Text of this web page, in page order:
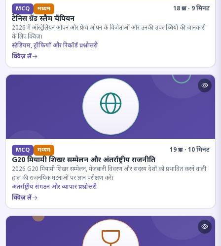
MCQ मध्यम 18 प्रश्न · 9 मिनट
टेनिस ग्रैंड स्लैम चैंपियन
2026 में ऑस्ट्रेलियन ओपन और फ्रेंच ओपन के विजेताओं और उनकी उपलब्धियों की जानकारी
के लिए क्विज़।
स्टेडियम, ट्रॉफियाँ और रिकॉर्ड प्रश्नोत्तरी
क्विज़ लें
MCQ मध्यम 19 प्रश्न · 10 मिनट
G20 मियामी शिखर सम्मेलन और अंतर्राष्ट्रीय राजनीति
2026 G20 मियामी शिखर सम्मेलन, मेजबानी विवरण और सदस्य देशों को प्रभावित करने वाली
हाल की राजनयिक घटनाओं पर ज्ञान परीक्षण करें।
अंतर्राष्ट्रीय संगठन और व्यापार प्रश्नोत्तरी
क्विज़ लें